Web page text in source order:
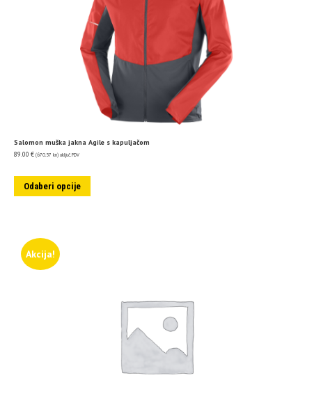
Salomon muška jakna Agile s kapuljačom
89.00 € (670.57 kn) uključ. PDV
Odaberi opcije
Akcija!